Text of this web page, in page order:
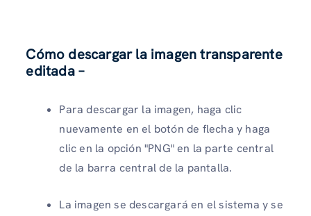
Cómo descargar la imagen transparente
editada –
Para descargar la imagen, haga clic
nuevamente en el botón de flecha y haga
clic en la opción "PNG" en la parte central
de la barra central de la pantalla.
La imagen se descargará en el sistema y se